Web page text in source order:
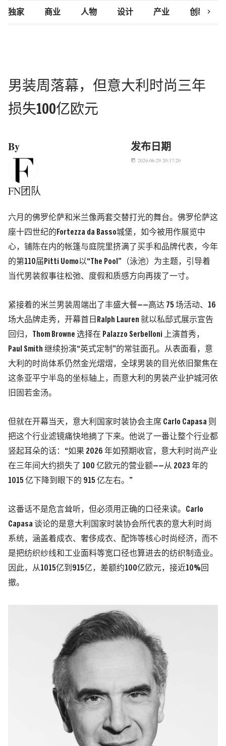
独家 商业 人物 设计 产业 创新研究
chevron_right
男装周落幕，但意大利时尚三年
损失100亿欧元
By
FN团队
发布日期
today 2026-06-29 20:17:20
六月的佛罗伦萨和米兰像两套交替打光的舞台。佛罗伦萨这
座十四世纪的Fortezza da Basso城堡，如今被用作展览中
心，铺陈在内的帐篷与庭院里挤满了买手和品牌代表，今年
的第110届 Pitti Uomo以“The Pool” （泳池） 为主题，引导着
当代男装叙事往松弛、度假和质感方向再拨了一寸。
紧接着的米兰男装周端出了丰盛大餐——高达 75 场活动、16
场大品牌走秀，开幕首日Ralph Lauren 就以私邸式展示宣告
回归，
Thom Browne 选择在 Palazzo Serbelloni 上演首秀，
Paul Smith 继续扮演“英式定制”的常驻面孔。从表面看，意
大利的时尚体系仍然金光熠熠，全球男装的目光依旧聚焦在
这条亚平宁半岛的坐标轴上，而意大利的男装产业护城河依
旧固若金汤。
但就在开幕当天，意大利国家时装协会主席 Carlo Capasa 则
把这个行业滤镜痛快地摘了下来。他说了一番让整个行业都
竖起耳朵的话： “如果 2026 年如预期收官，意大利时尚产业
在三年间大约损失了 100 亿欧元的营业额——从 2023 年的
1015 亿下降到眼下的 915 亿左右。”
这番话不是危言耸听，但必须用正确的口径来读。Carlo
Capasa 谈论的是意大利国家时装协会所代表的意大利时尚
系统，涵盖着成衣、奢侈成衣、配饰等核心时尚经济，而不
是把纺织纱线和工业面料等宽口径也算进去的纺织制造业。
因此，从1015亿到915亿，差额约100亿欧元，接近10%回
撤。